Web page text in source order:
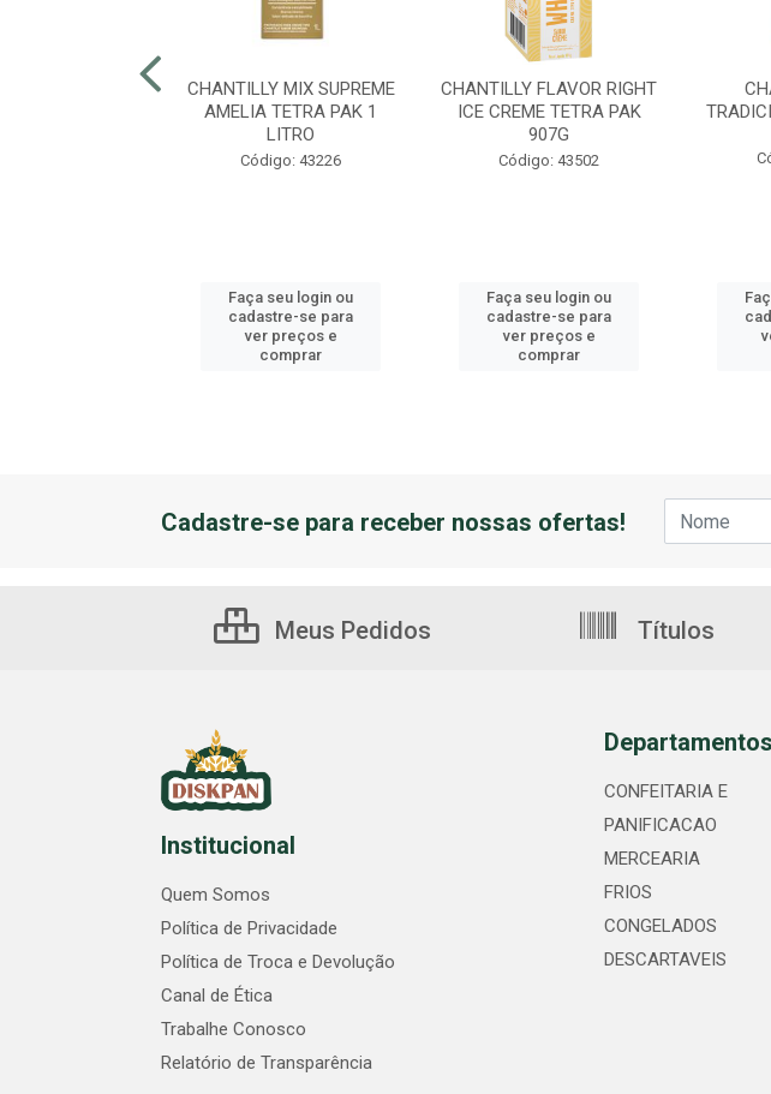
CHANTILLY MIX SUPREME
AMELIA TETRA PAK 1
LITRO
Código: 43226
Faça seu login ou
cadastre-se para
ver preços e
comprar
CHANTILLY FLAVOR RIGHT
ICE CREME TETRA PAK
907G
Código: 43502
Faça seu login ou
cadastre-se para
ver preços e
comprar
Cadastre-se para receber nossas ofertas!
Meus Pedidos Títulos
Institucional
Quem Somos
Política de Privacidade
Política de Troca e Devolução
Canal de Ética
Trabalhe Conosco
Relatório de Transparência
Departamentos
CONFEITARIA E
PANIFICACAO
MERCEARIA
FRIOS
CONGELADOS
DESCARTAVEIS